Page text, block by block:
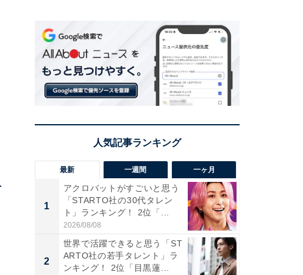
最新 一週間 一ヶ月
1
アクロバットがすごいと思う
「STARTO社の30代タレン
ト」ランキング！ 2位「...
2026/08/08
2
世界で活躍できると思う「ST
ARTO社の若手タレント」ラ
ンキング！ 2位「目黒蓮...